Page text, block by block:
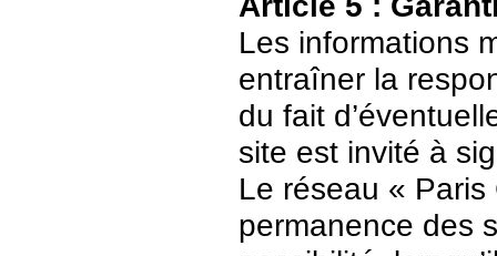
Les informations
entraîner la
du fait
site est invité à
Le réseau «
permanence des